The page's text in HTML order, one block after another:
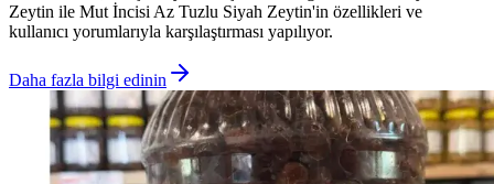
Zeytin ile Mut İncisi Az Tuzlu Siyah Zeytin'in özellikleri ve
kullanıcı yorumlarıyla karşılaştırması yapılıyor.
Daha fazla bilgi edinin